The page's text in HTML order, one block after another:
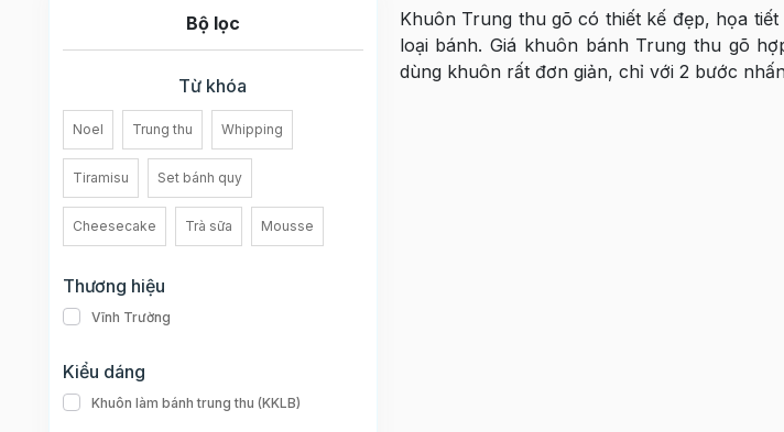
Bộ lọc
Từ khóa
Noel Trung thu Whipping
Tiramisu Set bánh quy
Cheesecake Trà sữa Mousse
Thương hiệu
Vĩnh Trường
Kiểu dáng
Khuôn làm bánh trung thu (KKLB)
Khuôn Trung thu gõ có thiết kế đẹp, họa
loại bánh. Giá khuôn bánh Trung thu gõ
dùng khuôn rất đơn giản, chỉ với 2 bước